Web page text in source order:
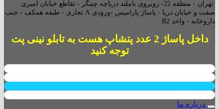
تهران - منطقه 22- روبروی باملند دریاچه چیتگر - تقاطع خیابان امیری
صفت و خیابان دریا - پاساژ پارامیس -ورودی A تجاری -
طبقه همکف - جنب
داروخانه - واحد B2
داخل پاساژ 2 عدد پتشاپ هست به تابلو نینی پت
توجه کنید
درباره ما